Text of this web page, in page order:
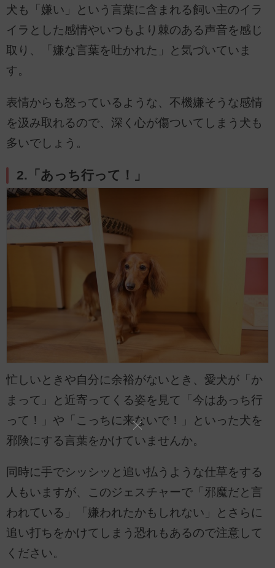
犬も「嫌い」という言葉に含まれる飼い主のイラ
イラとした感情やいつもより棘のある声音を感じ
取り、「嫌な言葉を吐かれた」と気づいていま
す。
表情からも怒っているような、不機嫌そうな感情
を汲み取れるので、深く心が傷ついてしまう犬も
多いでしょう。
2.「あっち行って！」
忙しいときや自分に余裕がないとき、愛犬が「か
まって」と近寄ってくる姿を見て「今はあっち行
って！」や「こっちに来ないで！」といった犬を
邪険にする言葉をかけていませんか。
同時に手でシッシッと追い払うような仕草をする
人もいますが、このジェスチャーで「邪魔だと言
われている」「嫌われたかもしれない」とさらに
追い打ちをかけてしまう恐れもあるので注意して
ください。